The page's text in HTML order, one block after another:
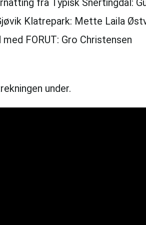
fra Typisk Snertingdal:
Klatrepark: Mette Laila
FORUT: Gro Christensen
under.